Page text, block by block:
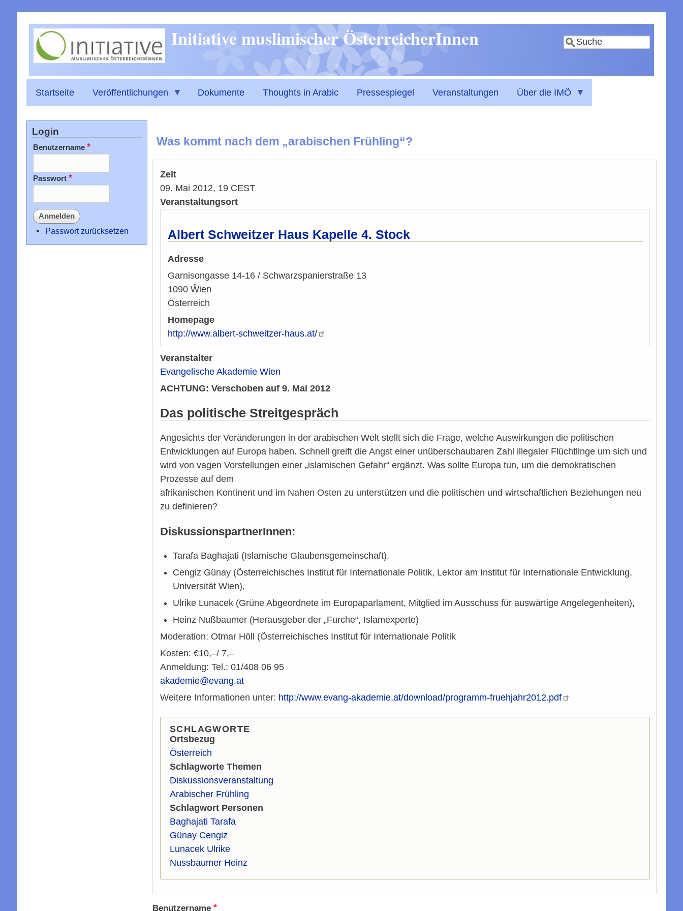
zum
Inhalt
Suche
Initiative muslimischer ÖsterreicherInnen
Startseite Veröffentlichungen Dokumente Thoughts in Arabic Pressespiegel Veranstaltungen Über die IMÖ
Was kommt nach dem „arabischen Frühling“?
Zeit
09. Mai 2012, 19 CEST
Veranstaltungsort
Albert Schweitzer Haus Kapelle 4. Stock
Adresse
Garnisongasse 14-16 / Schwarzspanierstraße 13
1090 Ŵien
Österreich
Homepage
http://www.albert-schweitzer-haus.at/
Veranstalter
Evangelische Akademie Wien
ACHTUNG: Verschoben auf 9. Mai 2012
Das politische Streitgespräch
Angesichts der Veränderungen in der arabischen Welt stellt sich die Frage, welche Auswirkungen die politischen
Entwicklungen auf Europa haben. Schnell greift die Angst einer unüberschaubaren Zahl illegaler Flüchtlinge um sich und
wird von vagen Vorstellungen einer „islamischen Gefahr“ ergänzt. Was sollte Europa tun, um die demokratischen
Prozesse auf dem
afrikanischen Kontinent und im Nahen Osten zu unterstützen und die politischen und wirtschaftlichen Beziehungen neu
zu definieren?
DiskussionspartnerInnen:
Tarafa Baghajati (Islamische Glaubensgemeinschaft),
Cengiz Günay (Österreichisches Institut für Internationale Politik, Lektor am Institut für Internationale Entwicklung,
Universität Wien),
Ulrike Lunacek (Grüne Abgeordnete im Europaparlament, Mitglied im Ausschuss für auswärtige Angelegenheiten),
Heinz Nußbaumer (Herausgeber der „Furche“, Islamexperte)
Moderation: Otmar Höll (Österreichisches Institut für Internationale Politik
Kosten: €10,–/ 7,–
Anmeldung: Tel.: 01/408 06 95
akademie@evang.at
Weitere Informationen unter: http://www.evang-akademie.at/download/programm-fruehjahr2012.pdf
SCHLAGWORTE
Ortsbezug
Österreich
Schlagworte Themen
Diskussionsveranstaltung
Arabischer Frühling
Schlagwort Personen
Baghajati Tarafa
Günay Cengiz
Lunacek Ulrike
Nussbaumer Heinz
Benutzername
Login
Benutzername
Passwort
Passwort zurücksetzen